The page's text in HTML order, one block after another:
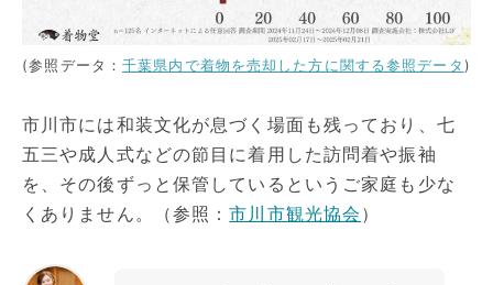
(参照データ：千葉県内で着物を売却した方に関する参照データ )
市川市には和装文化が息づく場面も残っており、七
五三や成人式などの節目に着用した訪問着や振袖
を、その後ずっと保管しているというご家庭も少な
くありません。（参照：市川市観光協会 ）